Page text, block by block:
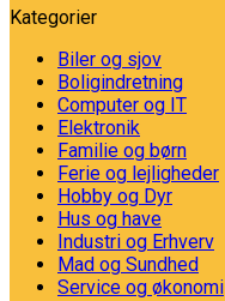
Kategorier
Biler og sjov
Boligindretning
Computer og IT
Elektronik
Familie og børn
Ferie og lejligheder
Hobby og Dyr
Hus og have
Industri og Erhverv
Mad og Sundhed
Service og økonomi